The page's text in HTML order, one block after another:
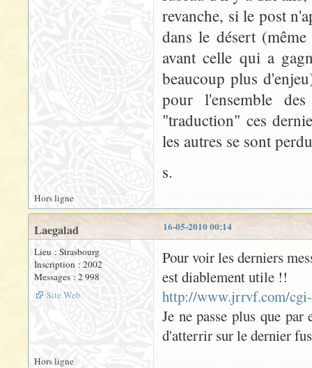
revanche, si le post
dans le désert
avant celle qui a
beaucoup plus
pour l'ensemble
"traduction" ces
les autres se sont
s.
Hors ligne
16-05-2010 00:14
Laegalad
Lieu : Strasbourg
Inscription : 2002
Messages : 2 998
Site Web
Pour voir les derniers
est diablement utile !!
http://www.jrrvf.com/cgi-
Je ne passe plus que
d'atterrir sur le dernier
Hors ligne